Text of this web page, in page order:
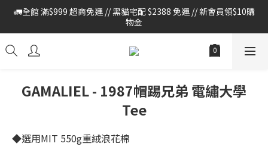
🚛全館 滿$999 超商免運 // 黑貓宅配 $2388 免運 // 新會員領$10購
物金
🚛全館 滿$999 超商免運 // 黑貓宅配 $2388 免運 // 新會員領$10購
物金
🔔本站僅使用官方LINE進行客戶服務 , 如有任何問題 請至官網首頁
> 右下方紅色對話框 > 加LINE與我們聯繫
物金
GAMALIEL - 1987帽踢兄弟 電繡大學
Tee
◆選用MIT 550g重絨浪花棉